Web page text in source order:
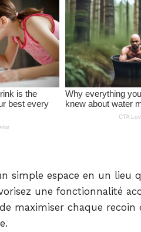
simple espace en un lieu
une fonctionnalité
maximiser chaque recoin